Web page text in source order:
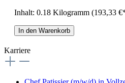
Inhalt: 0.18 Kilogramm (193,33
In den Warenkorb
Karriere